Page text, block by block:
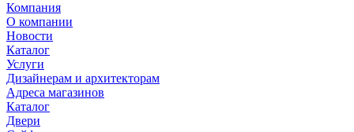
Компания
О компании
Новости
Каталог
Услуги
Дизайнерам и архитекторам
Адреса магазинов
Каталог
Двери